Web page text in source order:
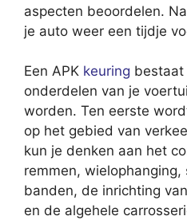
aspecten beoordelen.
je auto weer een tijdje
Een APK keuring bestaat
onderdelen van je
worden. Ten eerste
op het gebied van
kun je denken aan het
remmen, wielophanging,
banden, de inrichting
en de algehele